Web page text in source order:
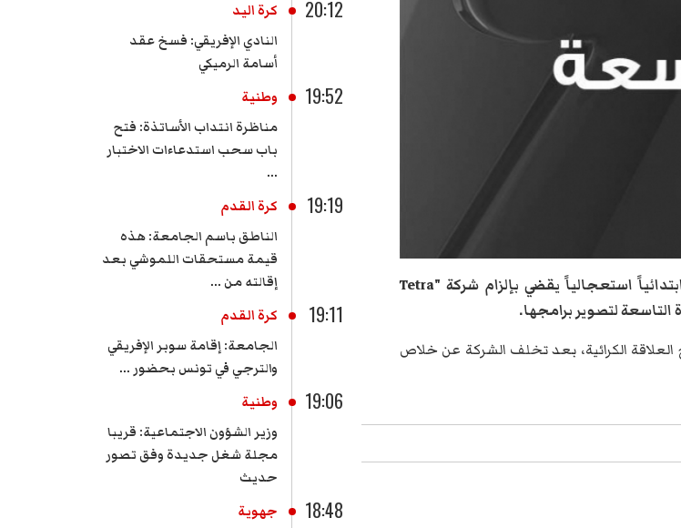
أصدرت الدائرة الاستعجالية بالمحكمة الابتدائية بتونس حكماً ابتدائياً استعجالياً يقضي بإلزام شركة "Tetra
الكرائية، بعد تخلف الشركة عن خلاص
20:12
كرة اليد
النادي الإفريقي: فسخ عقد
أسامة الرميكي
19:52
وطنية
مناظرة انتداب الأساتذة: فتح
باب سحب استدعاءات الاختبار
...
19:19
كرة القدم
الناطق باسم الجامعة: هذه
قيمة مستحقات اللموشي بعد
إقالته من ...
19:11
كرة القدم
الجامعة: إقامة سوبر الإفريقي
والترجي في تونس بحضور ...
19:06
وطنية
وزير الشؤون الاجتماعية: قريبا
مجلة شغل جديدة وفق تصور
حديث
18:48
جهوية